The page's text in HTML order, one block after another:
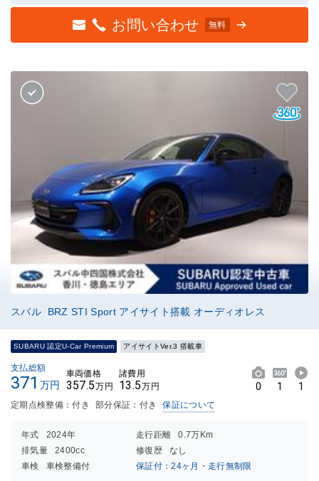
お問い合わせ 無料
スバル BRZ STI Sport アイサイト搭載 オーディオレス
SUBARU 認定U-Car Premium アイサイトVer.3 搭載車
支払総額
371 万円
車両価格
357.5万円
諸費用
13.5万円 0 1 1
定期点検整備：付き 部分保証：付き 保証について
年式 2024年 走行距離
0.7万Km
排気量
2400cc 修復歴
なし
車検
車検整備付 保証付：24ヶ月・走行無制限